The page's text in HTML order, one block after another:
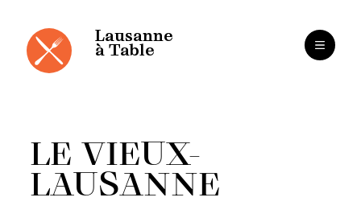
contenu
Lausanne
à Table
LE VIEUX-
LAUSANNE